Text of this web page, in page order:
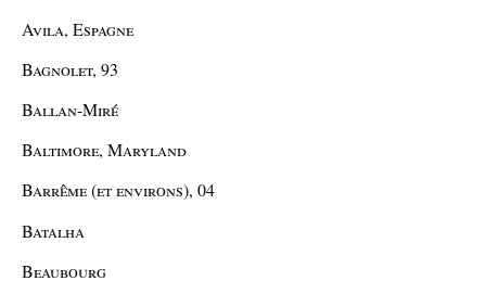
Avila, Espagne
Bagnolet, 93
Ballan-Miré
Baltimore, Maryland
Barrême (et environs), 04
Batalha
Beaubourg